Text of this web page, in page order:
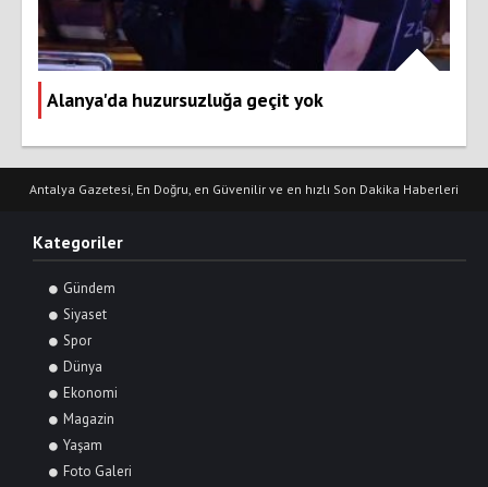
Alanya'da huzursuzluğa geçit yok
Antalya Gazetesi, En Doğru, en Güvenilir ve en hızlı Son Dakika Haberleri
Kategoriler
Gündem
Siyaset
Spor
Dünya
Ekonomi
Magazin
Yaşam
Foto Galeri